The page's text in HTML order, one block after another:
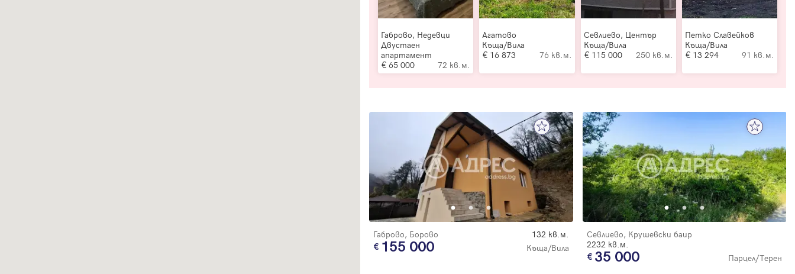
Габрово, Недевци
Двустаен
апартамент
65 000
72 кв.м.
Агатово
Къща/Вила
16 873
76 кв.м.
Севлиево, Център
Къща/Вила
115 000
250 кв.м.
Петко Славейков
Къща/Вила
13 294
91 кв.м.
Габрово, Борово 132 кв.м.
155 000 Къща/Вила
Севлиево, Крушевски баир
2232 кв.м.
35 000 Парцел/Терен